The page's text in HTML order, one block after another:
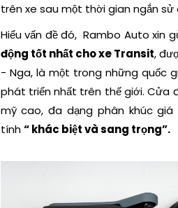
trên xe sau một thời gian ngắn sử
Hiểu vấn đề đó, Rambo Auto xin
động tốt nhất cho xe Transit,
- Nga, là một trong những quốc
phát triển nhất trên thế giới. Cửa
mỹ cao, đa dạng phân khúc
tính“ khác biệt và sang trọng”.